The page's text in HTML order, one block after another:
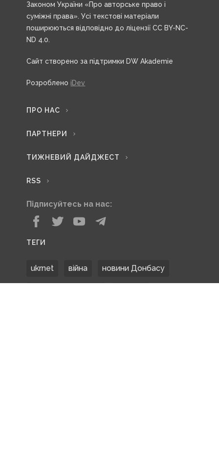
Законом України «Про авторське право і
суміжні права». Усі текстові матеріали
поширюються відповідно до ліцензії CC BY-NC-
ND 4.0.
Сайт створено за підтримки DW Akademie
Розроблено iDev
ПРО НАС
ПАРТНЕРИ
ТИЖНЕВИЙ ДАЙДЖЕСТ
RSS
Підписуйтесь на нас:
ТЕГИ
ukrnet війна новини Донбасу